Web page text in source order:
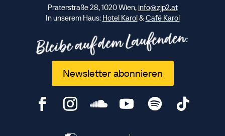
Praterstraße 28, 1020 Wien, info@zjp2.at
In unserem Haus: Hotel Karol&Café Karol
Bleibe auf dem Laufenden:
Newsletter abonnieren